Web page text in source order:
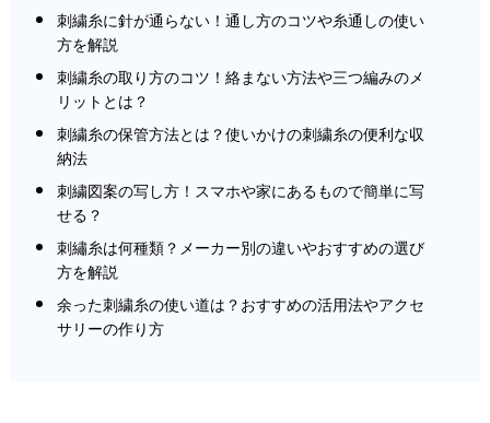
刺繍糸に針が通らない！通し方のコツや糸通しの使い
方を解説
刺繍糸の取り方のコツ！絡まない方法や三つ編みのメ
リットとは？
刺繍糸の保管方法とは？使いかけの刺繍糸の便利な収
納法
刺繍図案の写し方！スマホや家にあるもので簡単に写
せる？
刺繡糸は何種類？メーカー別の違いやおすすめの選び
方を解説
余った刺繍糸の使い道は？おすすめの活用法やアクセ
サリーの作り方